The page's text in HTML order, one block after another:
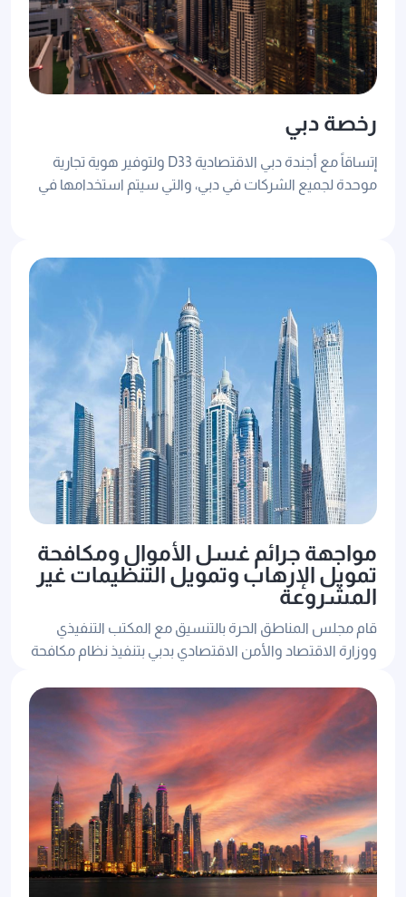
رخصة دبي
إتساقاً مع أجندة دبي الاقتصادية D33 ولتوفير هوية تجارية
موحدة لجميع الشركات في دبي، والتي سيتم استخدامها في
مواجهة جرائم غسل الأموال ومكافحة
تمويل الإرهاب وتمويل التنظيمات غير
المشروعة
قام مجلس المناطق الحرة بالتنسيق مع المكتب التنفيذي
ووزارة الاقتصاد والأمن الاقتصادي بدبي بتنفيذ نظام مكافحة
الحرة لتطوير الاستعداد الاستراتيجي للامتثال للتحولات
التنظيمية المتوقعة.